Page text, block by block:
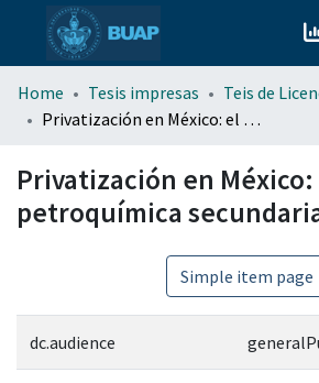
menu.section.about_menu
Home Tesis impresas
Teis de
Privatización en México: el caso de la petroquímica secundaria
Privatización en México:
petroquímica
Simple item page
dc.audience